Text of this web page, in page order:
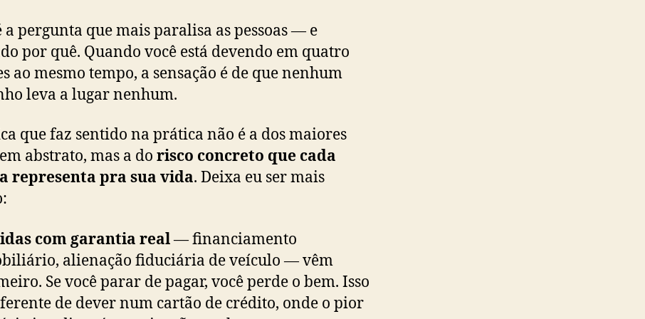
a pergunta que mais paralisa as pessoas — e
por quê. Quando você está devendo em quatro
ao mesmo tempo, a sensação é de que nenhum
leva a lugar nenhum.
que faz sentido na prática não é a dos maiores
abstrato, mas a do risco concreto que cada
representa pra sua vida. Deixa eu ser mais
com garantia real— financiamento
alienação fiduciária de veículo — vêm
Se você parar de pagar, você perde o bem. Isso
de dever num cartão de crédito, onde o pior